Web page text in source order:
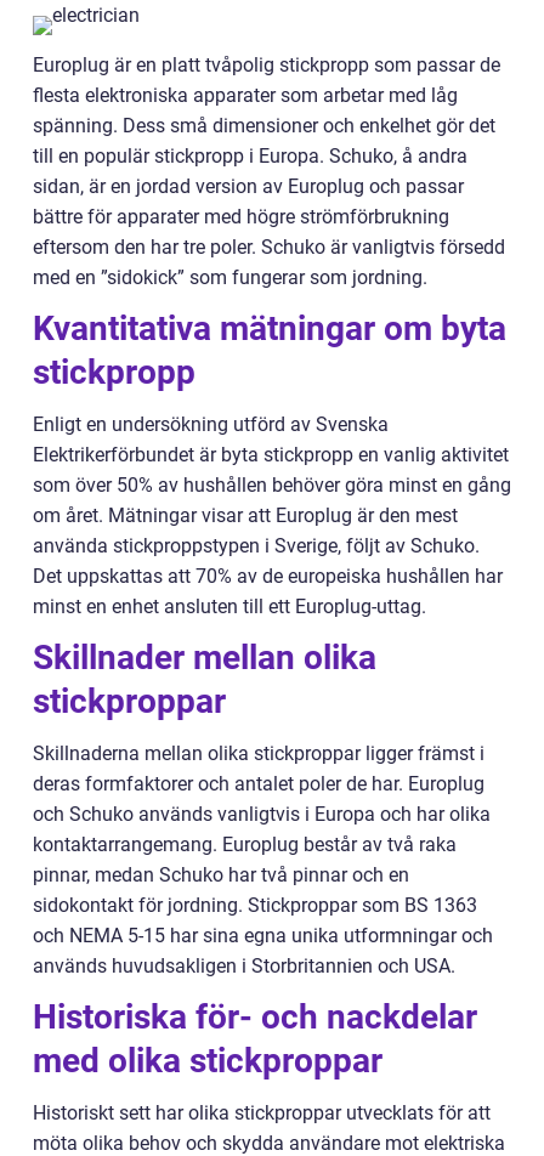
Europlug är en platt tvåpolig stickpropp som passar de
flesta elektroniska apparater som arbetar med låg
spänning. Dess små dimensioner och enkelhet gör det
till en populär stickpropp i Europa. Schuko, å andra
sidan, är en jordad version av Europlug och passar
bättre för apparater med högre strömförbrukning
eftersom den har tre poler. Schuko är vanligtvis försedd
med en ”sidokick” som fungerar som jordning.
Kvantitativa mätningar om byta
stickpropp
Enligt en undersökning utförd av Svenska
Elektrikerförbundet är byta stickpropp en vanlig aktivitet
som över 50% av hushållen behöver göra minst en gång
om året. Mätningar visar att Europlug är den mest
använda stickproppstypen i Sverige, följt av Schuko.
Det uppskattas att 70% av de europeiska hushållen har
minst en enhet ansluten till ett Europlug-uttag.
Skillnader mellan olika
stickproppar
Skillnaderna mellan olika stickproppar ligger främst i
deras formfaktorer och antalet poler de har. Europlug
och Schuko används vanligtvis i Europa och har olika
kontaktarrangemang. Europlug består av två raka
pinnar, medan Schuko har två pinnar och en
sidokontakt för jordning. Stickproppar som BS 1363
och NEMA 5-15 har sina egna unika utformningar och
används huvudsakligen i Storbritannien och USA.
Historiska för- och nackdelar
med olika stickproppar
Historiskt sett har olika stickproppar utvecklats för att
möta olika behov och skydda användare mot elektriska